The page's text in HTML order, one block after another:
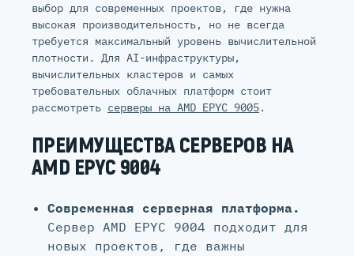
выбор для современных проектов, где нужна
высокая производительность, но не всегда
требуется максимальный уровень вычислительной
плотности. Для AI-инфраструктуры,
вычислительных кластеров и самых
требовательных облачных платформ стоит
рассмотреть серверы на AMD EPYC 9005.
ПРЕИМУЩЕСТВА СЕРВЕРОВ НА
AMD EPYC 9004
Современная серверная платформа.
Сервер AMD EPYC 9004 подходит для
новых проектов, где важны